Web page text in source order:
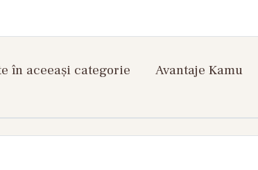
în aceeași categorie
Avantaje Kamu